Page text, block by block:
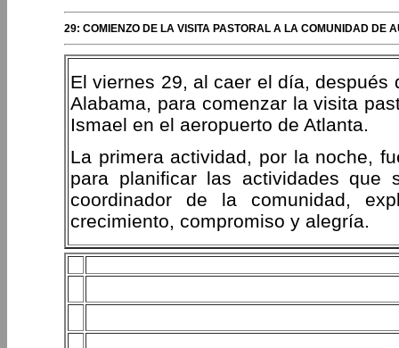
29: COMIENZO DE LA VISITA PASTORAL A LA COMUNIDAD DE
El viernes 29, al caer el día, después
Alabama, para comenzar la visita
Ismael en el aeropuerto de Atlanta.
La primera actividad, por la noche,
para planificar las actividades que
coordinador de la comunidad,
crecimiento, compromiso y alegría.